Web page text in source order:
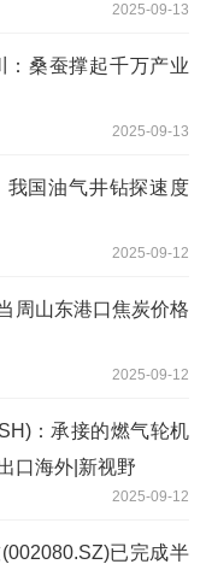
2025-09-13
：桑蚕撑起千万产业
2025-09-13
我国油气井钻探速度
2025-09-12
周山东港口焦炭价格
2025-09-12
：承接的燃气轮机
口海外|新视野
2025-09-12
已完成半